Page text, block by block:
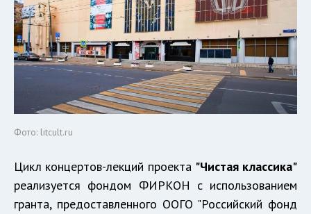
Фото: litcult.ru
Цикл концертов-лекций проекта "Чистая классика"
реализуется фондом ФИРКОН с использованием
гранта, предоставленного ООГО "Российский фонд